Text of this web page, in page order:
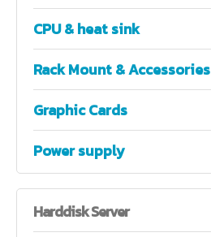
CPU & heat sink
Rack Mount & Accessories
Graphic Cards
Power supply
HarddiskServer